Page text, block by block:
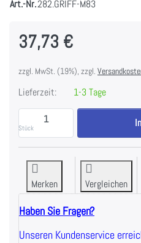
Art.-Nr.282.GRIFF-M83
37,73 €
zzgl. MwSt. (19%), zzgl.
Lieferzeit: 1-3 Tage
Stück
Max-Grip
Merken Vergleichen
Haben Sie Fragen?
Unseren Kundenservice